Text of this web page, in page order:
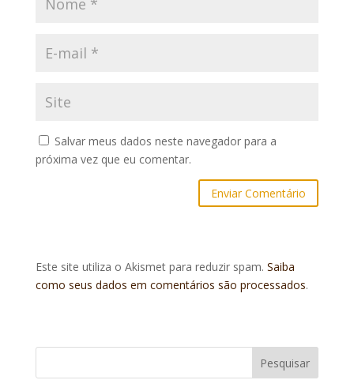
Salvar meus dados neste navegador para a
próxima vez que eu comentar.
Este site utiliza o Akismet para reduzir spam. Saiba
como seus dados em comentários são processados.